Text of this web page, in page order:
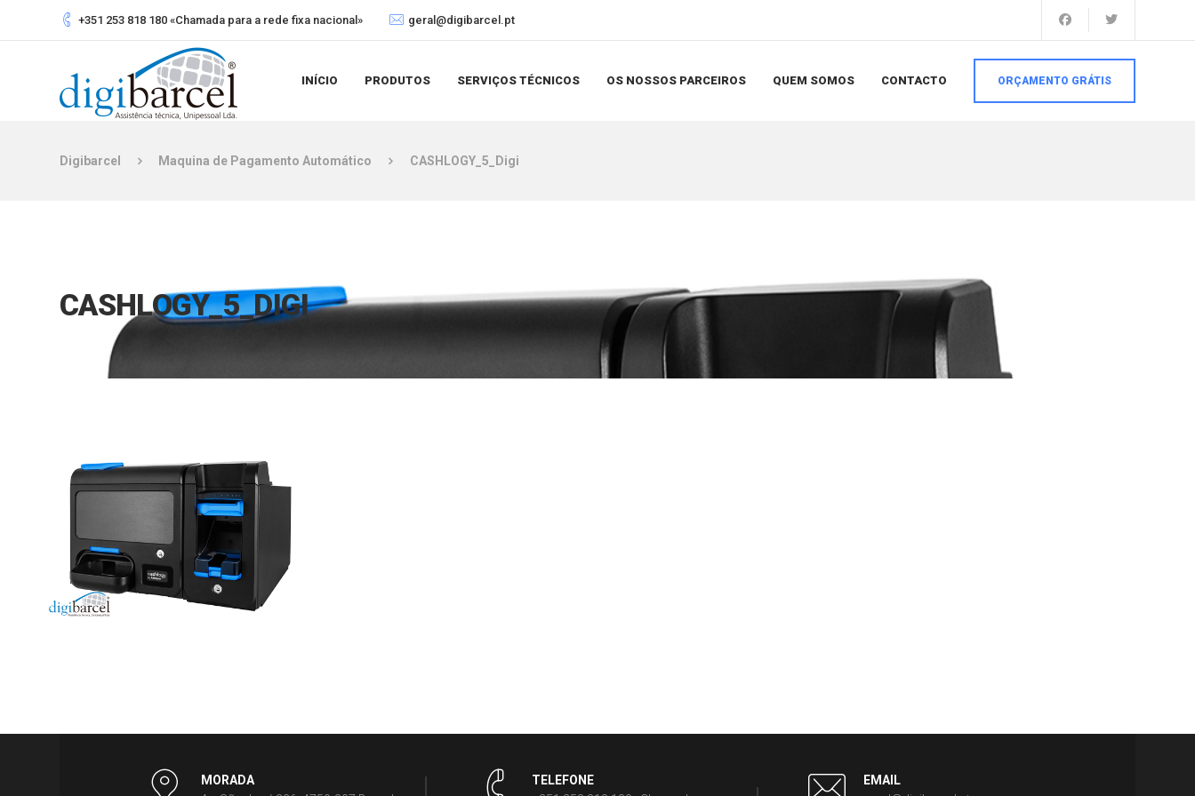
+351 253 818 180 «Chamada para a rede fixa nacional» geral@digibarcel.pt
INÍCIO PRODUTOS SERVIÇOS TÉCNICOS OS NOSSOS PARCEIROS QUEM SOMOS CONTACTO ORÇAMENTO GRÁTIS
Digibarcel Maquina de Pagamento Automático CASHLOGY_5_Digi
CASHLOGY_5_DIGI
MORADA
TELEFONE
EMAIL